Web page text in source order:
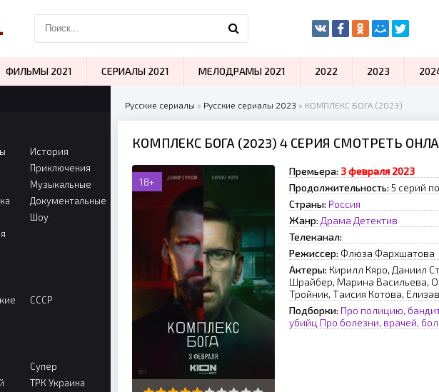
Русские сериалы » Русские сериалы 2023 » КОМПЛЕКС БОГА (2023)
КОМПЛЕКС БОГА (2023) 4 СЕРИЯ СМОТРЕТЬ
18+
Премьера: 3 февраля 2023
Продолжительность: 5 серий
Страны: Россия
Жанр: Драма Детектив
Телеканал:
Режиссер: Флюза Фархшатова
Актеры: Кирилл Кяро, Даниил
Шрайбер, Марина Васильева,
Тройник, Таисия Котова,
Подборки: Про полицию,
убийц Про болезни, врачей,
История
Приключения
Музыкальные
Документальные
Шоу
СССР
Супер
ТРК Украина
ФИЛЬМЫ 2021 СЕРИАЛЫ 2021 МЕЛОДРАМЫ 2021 2022 2023